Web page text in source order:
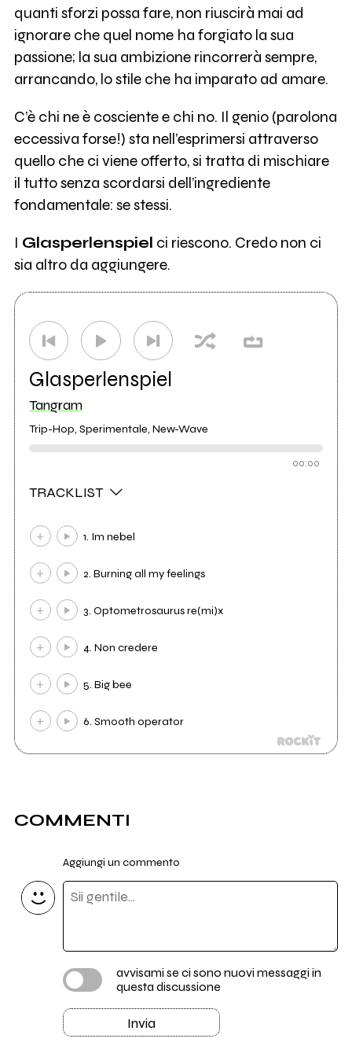
quanti sforzi possa fare, non riuscirà mai ad
ignorare che quel nome ha forgiato la sua
passione; la sua ambizione rincorrerà sempre,
arrancando, lo stile che ha imparato ad amare.
C’è chi ne è cosciente e chi no. Il genio (parolona
eccessiva forse!) sta nell’esprimersi attraverso
quello che ci viene offerto, si tratta di mischiare
il tutto senza scordarsi dell’ingrediente
fondamentale: se stessi.
I Glasperlenspiel ci riescono. Credo non ci
sia altro da aggiungere.
Glasperlenspiel
Tangram
Trip-Hop, Sperimentale, New-Wave
00:00
TRACKLIST
1. Im nebel
2. Burning all my feelings
3. Optometrosaurus re(mi)x
4. Non credere
5. Big bee
6. Smooth operator
COMMENTI
Aggiungi un commento
avvisami se ci sono nuovi messaggi in
questa discussione
Invia